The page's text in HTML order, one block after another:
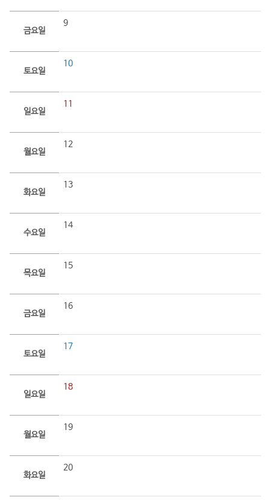
금요일
9
토요일
10
일요일
11
월요일
12
화요일
13
수요일
14
목요일
15
금요일
16
토요일
17
일요일
18
월요일
19
화요일
20